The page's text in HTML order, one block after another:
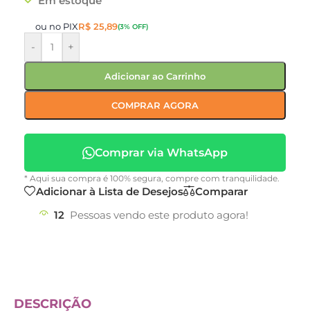
ou no PIXR$ 25,89(3% OFF)
- +
Adicionar ao Carrinho
COMPRAR AGORA
Comprar via WhatsApp
* Aqui sua compra é 100% segura, compre com tranquilidade.
Adicionar à Lista de Desejos
Comparar
12 Pessoas vendo este produto agora!
DESCRIÇÃO